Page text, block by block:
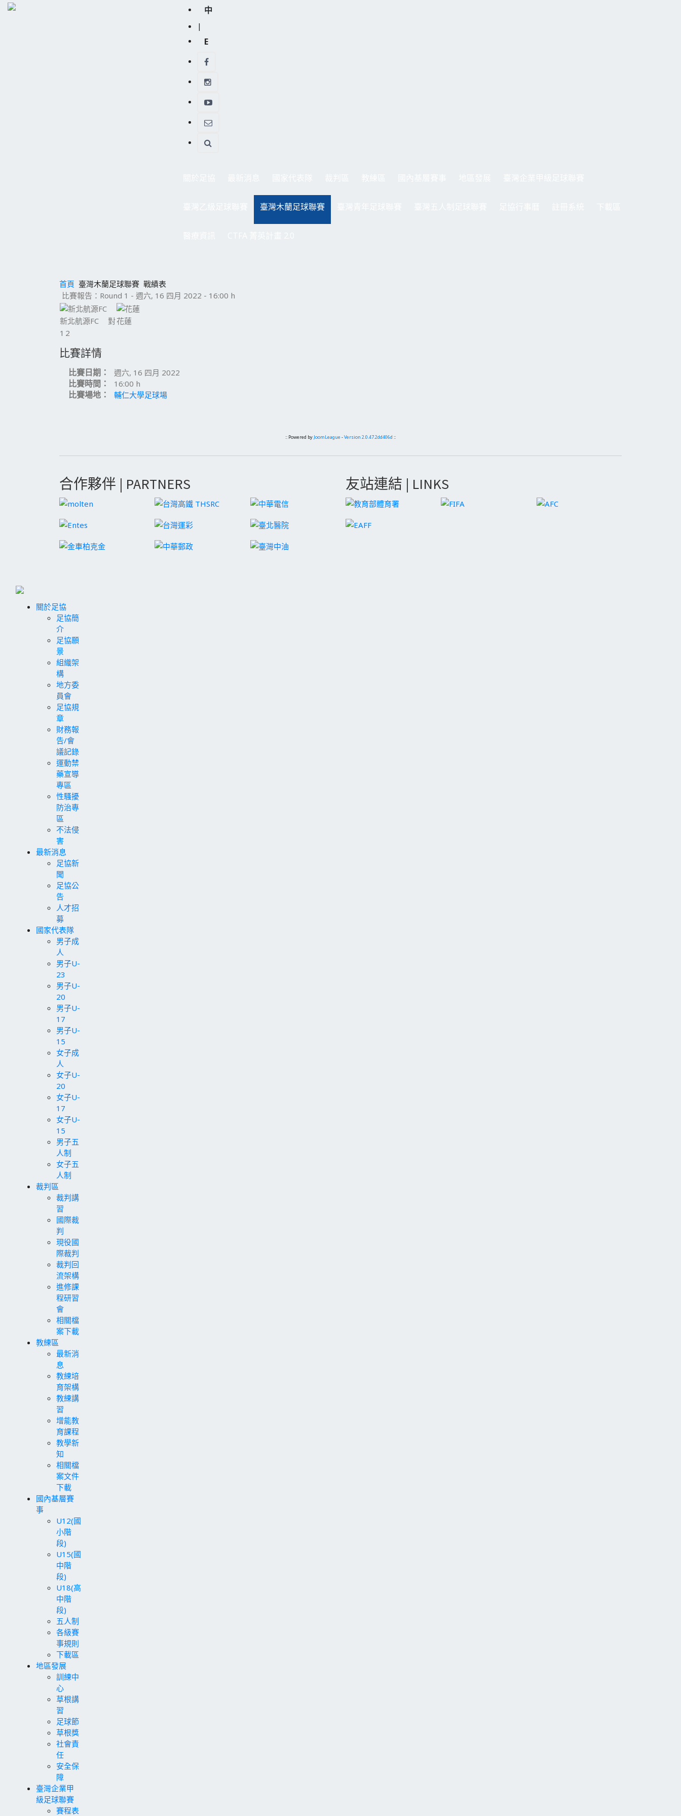
中
|
E
臺灣木蘭足球聯賽
首頁 臺灣木蘭足球聯賽 戰績表
比賽報告：Round 1 - 週六, 16 四月 2022 - 16:00 h
新北航源FC 對花蓮
1 2
比賽詳情
比賽日期： 週六, 16 四月 2022
比賽時間： 16:00 h
比賽場地： 輔仁大學足球場
:: Powered by JoomLeague -Version 2.0.47.2dd406d ::
合作夥伴 | PARTNERS 友站連結 | LINKS
關於足協
足協簡
介
足協願
景
組織架
構
地方委
員會
足協規
章
財務報
告/會
議記錄
運動禁
藥宣導
專區
性騷擾
防治專
區
不法侵
害
最新消息
足協新
聞
足協公
告
人才招
募
國家代表隊
男子成
人
男子U-
23
男子U-
20
男子U-
17
男子U-
15
女子成
人
女子U-
20
女子U-
17
女子U-
15
男子五
人制
女子五
人制
裁判區
裁判講
習
國際裁
判
現役國
際裁判
裁判回
流架構
進修課
程研習
會
相關檔
案下載
教練區
最新消
息
教練培
育架構
教練講
習
增能教
育課程
教學新
知
相關檔
案文件
下載
國內基層賽
事
U12(國
小階
段)
U15(國
中階
段)
U18(高
中階
段)
五人制
各級賽
事規則
下載區
地區發展
訓練中
心
草根講
習
足球節
草根獎
社會責
任
安全保
障
臺灣企業甲
級足球聯賽
賽程表